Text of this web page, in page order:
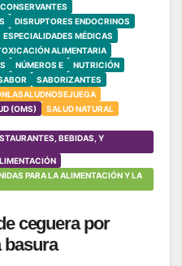
CONSERVANTES
DISRUPTORES ENDOCRINOS
ESPECIALIDADES MÉDICAS
ALIMENTARIA
NÚMEROS E
NUTRICIÓN
SABORIZANTES
(OMS)
SALUD NATURAL
BEBIDAS, Y
PARA LA ALIMENTACIÓN Y LA
ceguera por
basura